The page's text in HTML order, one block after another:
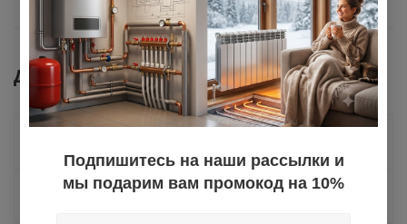
Документы
Подпишитесь на наши рассылки и
мы подарим вам промокод на 10%